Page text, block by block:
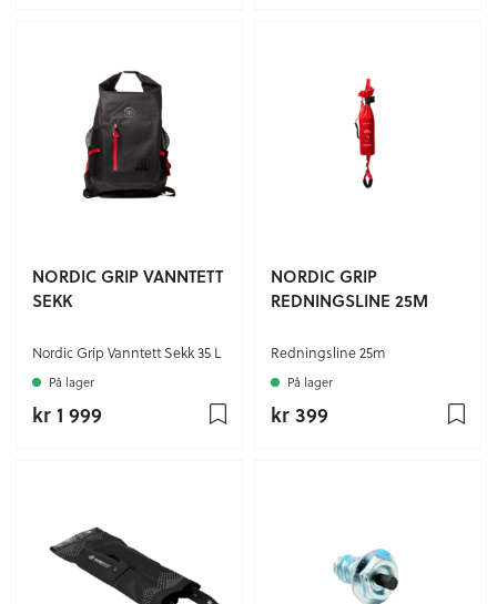
NORDIC GRIP VANNTETT
SEKK
Nordic Grip Vanntett Sekk 35 L
På lager
kr 1 999
NORDIC GRIP
REDNINGSLINE 25M
Redningsline 25m
På lager
kr 399